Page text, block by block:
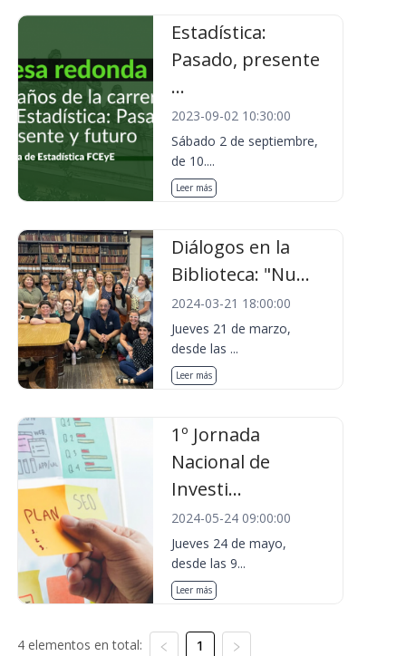
Estadística:
Pasado, presente
...
2023-09-02 10:30:00
Sábado 2 de septiembre,
de 10....
Leer más
Diálogos en la
Biblioteca: "Nu...
2024-03-21 18:00:00
Jueves 21 de marzo,
desde las ...
Leer más
1º Jornada
Nacional de
Investi...
2024-05-24 09:00:00
Jueves 24 de mayo,
desde las 9...
Leer más
4 elementos en total: 1